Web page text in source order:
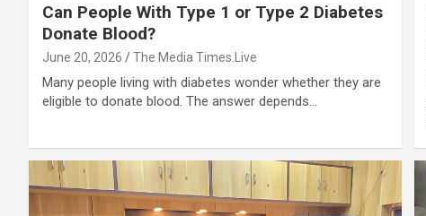
Can People With Type 1 or Type 2 Diabetes
Donate Blood?
June 20, 2026 The Media Times.Live
Many people living with diabetes wonder whether they are
eligible to donate blood. The answer depends…